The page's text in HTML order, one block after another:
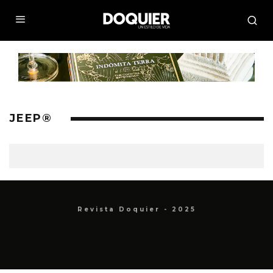
JEEP®
Revista Doquier - 2025